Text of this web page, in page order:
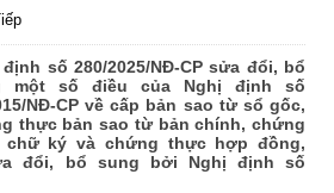
định số 280/2025/NĐ-CP sửa đổi, bổ
một số điều của Nghị định số
NĐ-CP về cấp bản sao từ sổ gốc,
thực bản sao từ bản chính, chứng
chữ ký và chứng thực hợp đồng,
đổi, bổ sung bởi Nghị định số